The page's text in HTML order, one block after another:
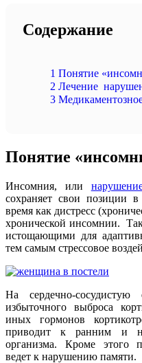
Содержание
1 Понятие
2 Лечение
3
Понятие
Инсомния, или
сохраняет свои позиции
время как дистресс
хронической инсомнии.
истощающими для
тем самым стрессовое
На сердечно-
избыточного выброса
иных гормонов
приводит к ранним и
организма. Кроме этого
ведет к нарушению памяти.